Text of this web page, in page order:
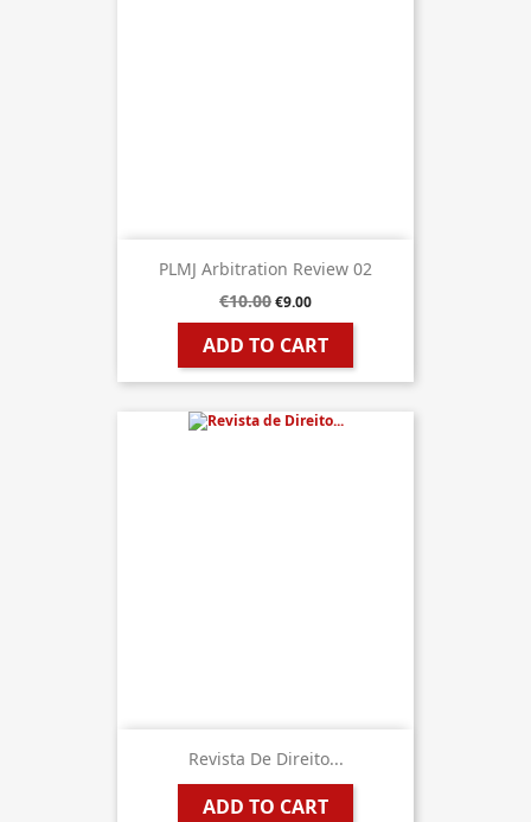
PLMJ Arbitration Review 02
€10.00€9.00
ADD TO CART
Revista De Direito...
ADD TO CART